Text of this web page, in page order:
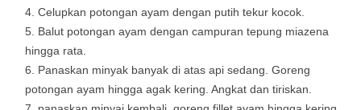
Celupkan potongan ayam dengan putih tekur kocok.
Balut potongan ayam dengan campuran tepung miazena
hingga rata.
Panaskan minyak banyak di atas api sedang. Goreng
potongan ayam hingga agak kering. Angkat dan tiriskan.